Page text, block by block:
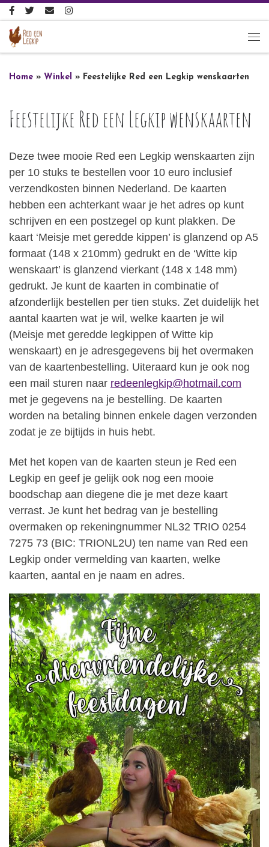
Ga naar inhoud
Home » Winkel » Feestelijke Red een Legkip wenskaarten
Feestelijke Red een Legkip wenskaarten
Deze twee mooie Red een Legkip wenskaarten zijn
per 10 stuks te bestellen voor 10 euro inclusief
verzendkosten binnen Nederland. De kaarten
hebben een achterkant waar je het adres op kunt
schrijven en een postzegel op kunt plakken. De
kaart ‘Meisje met geredde kippen’ is glanzend op A5
formaat (148 x 210mm) gedrukt en de ‘Witte kip
wenskaart’ is glanzend vierkant (148 x 148 mm)
gedrukt. Je kunt de kaarten in combinatie of
afzonderlijk bestellen per tien stuks. Zet duidelijk het
aantal kaarten wat je wil, welke kaarten je wil
(Meisje met geredde legkippen of Witte kip
wenskaart) en je adresgegevens bij het overmaken
van de kaartenbestelling. Uiteraard kun je ook nog
een mail sturen naar redeenlegkip@hotmail.com
met je gegevens na je bestelling. De kaarten
worden na betaling binnen enkele dagen verzonden
zodat je ze bijtijds in huis hebt.
Met het kopen van de kaarten steun je Red een
Legkip en geef je gelijk ook nog een mooie
boodschap aan diegene die je met deze kaart
verrast. Je kunt het bedrag van je bestelling
overmaken op rekeningnummer NL32 TRIO 0254
7275 73 (BIC: TRIONL2U) ten name van Red een
Legkip onder vermelding van kaarten, welke
kaarten, aantal en je naam en adres.